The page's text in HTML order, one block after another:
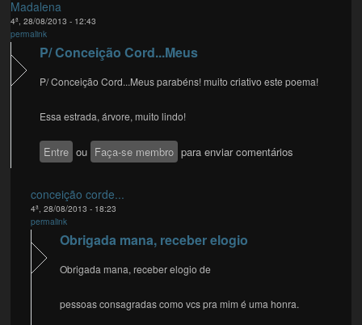
Madalena
4ª, 28/08/2013 - 12:43
permalink
P/ Conceição Cord...Meus
P/ Conceição Cord...Meus parabéns! muito criativo este poema!
Essa estrada, árvore, muito lindo!
Entre ou Faça-se membro para enviar comentários
conceição corde...
4ª, 28/08/2013 - 18:23
permalink
Obrigada mana, receber elogio
Obrigada mana, receber elogio de
pessoas consagradas como vcs pra mim é uma honra.